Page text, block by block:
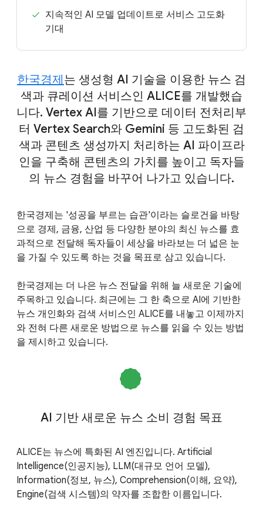
지속적인 AI 모델 업데이트로 서비스 고도화
기대
한국경제는 생성형 AI 기술을 이용한 뉴스 검
색과 큐레이션 서비스인 ALICE를 개발했습
니다. Vertex AI를 기반으로 데이터 전처리부
터 Vertex Search와 Gemini 등 고도화된 검
색과 콘텐츠 생성까지 처리하는 AI 파이프라
인을 구축해 콘텐츠의 가치를 높이고 독자들
의 뉴스 경험을 바꾸어 나가고 있습니다.
한국경제는 '성공을 부르는 습관'이라는 슬로건을 바탕
으로 경제, 금융, 산업 등 다양한 분야의 최신 뉴스를 효
과적으로 전달해 독자들이 세상을 바라보는 더 넓은 눈
을 가질 수 있도록 하는 것을 목표로 삼고 있습니다.
한국경제는 더 나은 뉴스 전달을 위해 늘 새로운 기술에
주목하고 있습니다. 최근에는 그 한 축으로 AI에 기반한
뉴스 개인화와 검색 서비스인 ALICE를 내놓고 이제까지
와 전혀 다른 새로운 방법으로 뉴스를 읽을 수 있는 방법
을 제시하고 있습니다.
AI 기반 새로운 뉴스 소비 경험 목표
ALICE는 뉴스에 특화된 AI 엔진입니다. Artificial
Intelligence(인공지능), LLM(대규모 언어 모델),
Information(정보, 뉴스), Comprehension(이해, 요약),
Engine(검색 시스템)의 약자를 조합한 이름입니다.